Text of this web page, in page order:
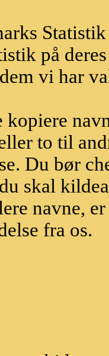
på
vi har
kopiere
to til
Du bør
skal
navne,
fra os.